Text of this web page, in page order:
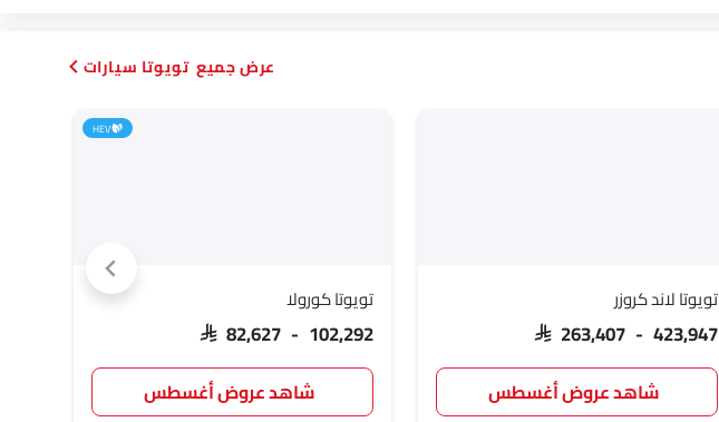
تويوتا لاند كروزر
SAR 263,407 - 423,947
شاهد عروض أغسطس
HEV
تويوتا كورولا
SAR 82,627 - 102,292
شاهد عروض أغسطس
تويوتا سيارات